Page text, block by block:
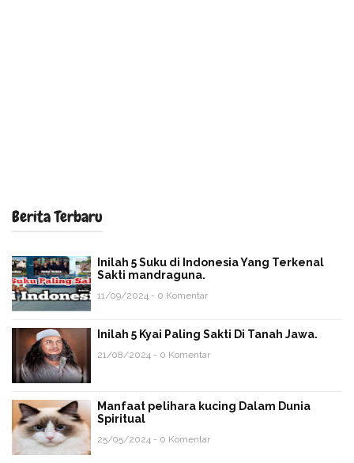
Berita Terbaru
Inilah 5 Suku di Indonesia Yang Terkenal
Sakti mandraguna.
11/09/2024 - 0 Komentar
Inilah 5 Kyai Paling Sakti Di Tanah Jawa.
21/08/2024 - 0 Komentar
Manfaat pelihara kucing Dalam Dunia
Spiritual
25/05/2024 - 0 Komentar